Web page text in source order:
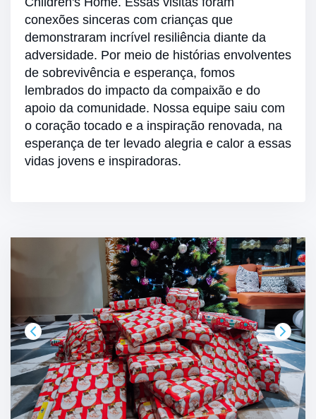
conexões sinceras com crianças que
demonstraram incrível resiliência diante da
adversidade. Por meio de histórias envolventes
de sobrevivência e esperança, fomos
lembrados do impacto da compaixão e do
apoio da comunidade. Nossa equipe saiu com
o coração tocado e a inspiração renovada, na
esperança de ter levado alegria e calor a essas
vidas jovens e inspiradoras.